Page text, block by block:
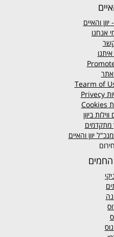
והאיים
אנחנו
Privecy
Cookies
ביוון
מתקדמים
יוון והאיים
החמים